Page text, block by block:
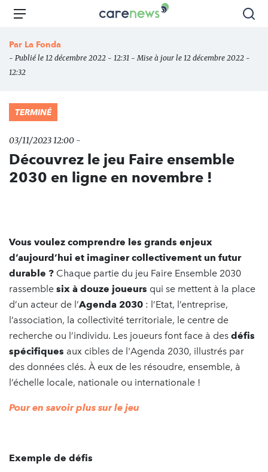
Aller
principal
Carenews,
des
Menu
Par La Fonda
- Publié le 12 décembre 2022 - 12:31 - Mise à jour le 12 décembre 2022 -
12:32
TERMINÉ
03/11/2023 12:00 -
Découvrez le jeu Faire ensemble
2030 en ligne en novembre !
Vous voulez comprendre les grands enjeux
d’aujourd’hui et imaginer collectivement un futur
durable ? Chaque partie du jeu Faire Ensemble 2030
rassemble six à douze joueurs qui se mettent à la place
d’un acteur de l’Agenda 2030 : l’Etat, l’entreprise,
l’association, la collectivité territoriale, le centre de
recherche ou l’individu. Les joueurs font face à des défis
spécifiques aux cibles de l'Agenda 2030, illustrés par
des données clés. À eux de les résoudre, ensemble, à
l’échelle locale, nationale ou internationale !
Pour en savoir plus sur le jeu
Exemple de défis